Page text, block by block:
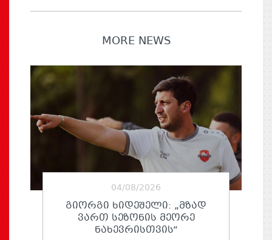
MORE NEWS
04/08/2026
ᲒᲘᲝᲠᲒᲘ ᲮᲘᲓᲔᲨᲔᲚᲘ: „ᲛᲖᲐᲓ
ᲕᲐᲠᲗ ᲡᲔᲖᲝᲜᲘᲡ ᲛᲔᲝᲠᲔ
ᲜᲐᲮᲔᲕᲠᲘᲡᲗᲕᲘᲡ“